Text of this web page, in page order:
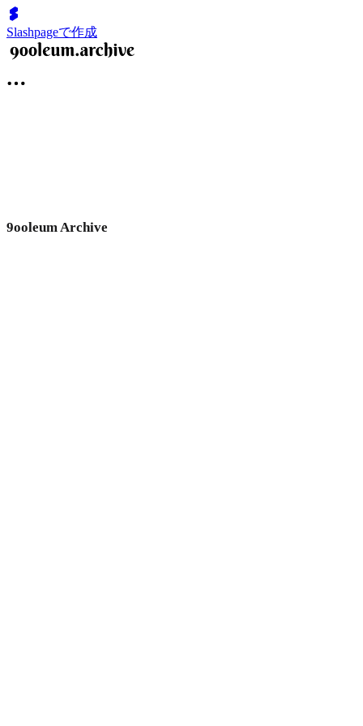
Slashpageで作成
9ooleum Archive